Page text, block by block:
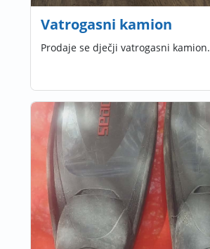
Vatrogasni kamion
Prodaje se dječji vatrogasni kamion.